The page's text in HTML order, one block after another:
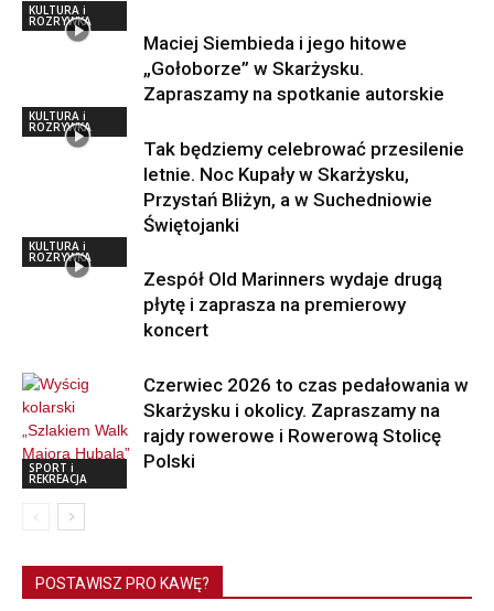
KULTURA i
ROZRYWKA
Maciej Siembieda i jego hitowe
„Gołoborze” w Skarżysku.
Zapraszamy na spotkanie autorskie
KULTURA i
ROZRYWKA
Tak będziemy celebrować przesilenie
letnie. Noc Kupały w Skarżysku,
Przystań Bliżyn, a w Suchedniowie
Świętojanki
KULTURA i
ROZRYWKA
Zespół Old Marinners wydaje drugą
płytę i zaprasza na premierowy
koncert
SPORT i
REKREACJA
Czerwiec 2026 to czas pedałowania w
Skarżysku i okolicy. Zapraszamy na
rajdy rowerowe i Rowerową Stolicę
Polski
POSTAWISZ PRO KAWĘ?